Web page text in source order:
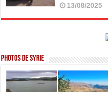
13/08/2025
Photos de Syrie